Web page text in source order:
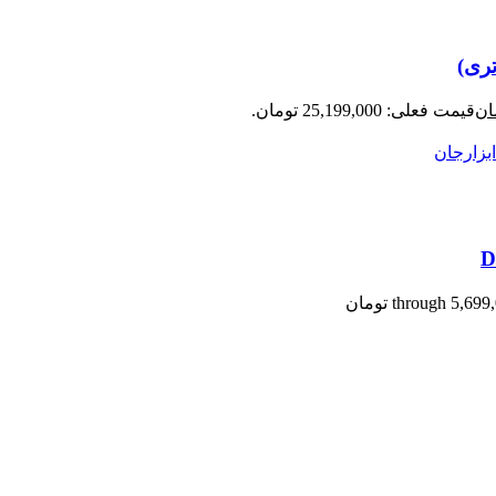
قیمت فعلی: 25,199,000 تومان.